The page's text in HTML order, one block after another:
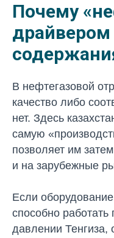
Почему
драйвером
В нефтегазовой
качество либо
нет. Здесь
самую
позволяет им
и на зарубежные
Если
способно работать
давлении Тенгиза,